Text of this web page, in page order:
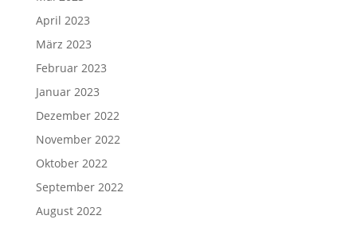
April 2023
März 2023
Februar 2023
Januar 2023
Dezember 2022
November 2022
Oktober 2022
September 2022
August 2022